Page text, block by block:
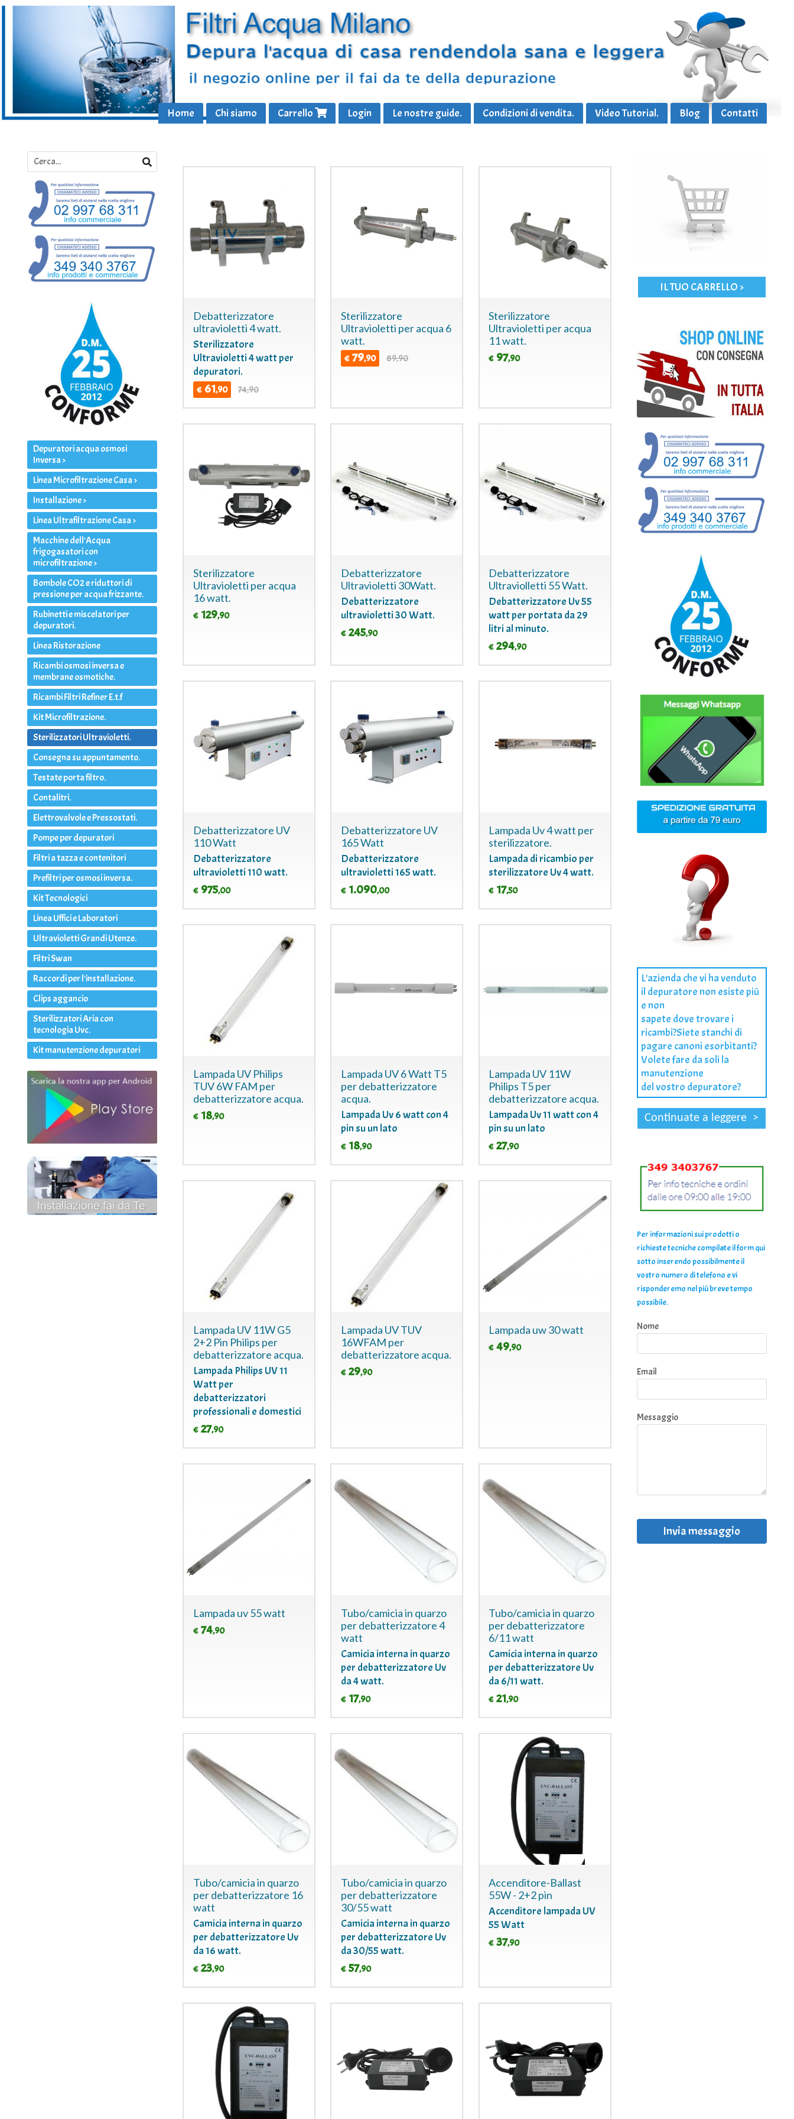
Home Chi siamo Carrello Login Le nostre guide. Condizioni di vendita. Video Tutorial. Blog Contatti
Debatterizzatore
ultravioletti 4 watt.
Sterilizzatore
Ultravioletti 4 watt per
depuratori.
€ 61,90 74,90
Sterilizzatore
Ultravioletti per acqua 6
watt.
€ 79,90 89,90
Sterilizzatore
Ultravioletti per acqua
11 watt.
€ 97,90
Sterilizzatore
Ultravioletti per acqua
16 watt.
€ 129,90
Debatterizzatore
Ultravioletti 30Watt.
Debatterizzatore
ultravioletti 30 Watt.
€ 245,90
Debatterizzatore
Ultraviolletti 55 Watt.
Debatterizzatore Uv 55
watt per portata da 29
litri al minuto.
€ 294,90
Debatterizzatore UV
110 Watt
Debatterizzatore
ultravioletti 110 watt.
€ 975,00
Debatterizzatore UV
165 Watt
Debatterizzatore
ultravioletti 165 watt.
€ 1.090,00
Lampada Uv 4 watt per
sterilizzatore.
Lampada di ricambio per
sterilizzatore Uv 4 watt.
€ 17,50
Lampada UV Philips
TUV 6W FAM per
debatterizzatore acqua.
€ 18,90
Lampada UV 6 Watt T5
per debatterizzatore
acqua.
Lampada Uv 6 watt con 4
pin su un lato
€ 18,90
Lampada UV 11W
Philips T5 per
debatterizzatore acqua.
Lampada Uv 11 watt con 4
pin su un lato
€ 27,90
Lampada UV 11W G5
2+2 Pin Philips per
debatterizzatore acqua.
Lampada Philips UV 11
Watt per
debatterizzatori
professionali e domestici
€ 27,90
Lampada UV TUV
16WFAM per
debatterizzatore acqua.
€ 29,90
Lampada uw 30 watt
€ 49,90
Lampada uv 55 watt
€ 74,90
Tubo/camicia in quarzo
per debatterizzatore 4
watt
Camicia interna in quarzo
per debatterizzatore Uv
da 4 watt.
€ 17,90
Tubo/camicia in quarzo
per debatterizzatore
6/11 watt
Camicia interna in quarzo
per debatterizzatore Uv
da 6/11 watt.
€ 21,90
Tubo/camicia in quarzo
per debatterizzatore 16
watt
Camicia interna in quarzo
per debatterizzatore Uv
da 16 watt.
€ 23,90
Tubo/camicia in quarzo
per debatterizzatore
30/55 watt
Camicia interna in quarzo
per debatterizzatore Uv
da 30/55 watt.
€ 57,90
Accenditore-Ballast
55W - 2+2 pin
Accenditore lampada UV
55 Watt
€ 37,90
Depuratori acqua osmosi
Inversa >
Linea Microfiltrazione Casa >
Installazione >
Linea Ultrafiltrazione Casa >
Macchine dell'Acqua
frigogasatori con
microfiltrazione >
Bombole CO2 e riduttori di
pressione per acqua frizzante.
Rubinetti e miscelatori per
depuratori.
Linea Ristorazione
Ricambi osmosi inversa e
membrane osmotiche.
Ricambi Filtri Refiner E.t.f
Kit Microfiltrazione.
Sterilizzatori Ultravioletti.
Consegna su appuntamento.
Testate porta filtro.
Contalitri.
Elettrovalvole e Pressostati.
Pompe per depuratori
Filtri a tazza e contenitori
Prefiltri per osmosi inversa.
Kit Tecnologici
Linea Uffici e Laboratori
Ultravioletti Grandi Utenze.
Filtri Swan
Raccordi per l'installazione.
Clips aggancio
Sterilizzatori Aria con
tecnologia Uvc.
Kit manutenzione depuratori
IL TUO CARRELLO >
L'azienda che vi ha venduto
il depuratore non esiste più
e non
sapete dove trovare i
ricambi?Siete stanchi di
pagare canoni esorbitanti?
Volete fare da soli la
manutenzione
del vostro depuratore?
Per informazioni sui prodotti o
richieste tecniche compilate il form qui
sotto inserendo possibilmente il
vostro numero di telefono e vi
risponderemo nel più breve tempo
possibile.
Nome
Email
Messaggio
Invia messaggio